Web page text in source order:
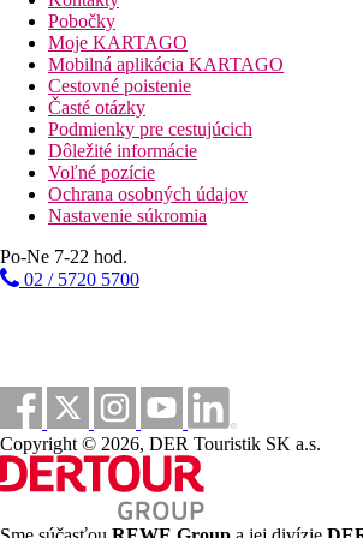
talianska reštaurácia Sofia v
Steakhouse Beef Steak
Neobmedzená konzumácia
swim-up bar Paradise (10:30
sports bar v sesterskom
lounge bar Bodubera v
Snacky podávané po celý deň v
Minibar doplňovaný denne
Pravidelne doplňovaný dávkovač
Športová ponuka
Hotel organizuje denné aj večerné
Deti
RIU Atoll:detský klub (4-7 & 8-12),
Wellness
Za poplatok:Renova Spa ponúka
Pobočky
Moje KARTAGO
Mobilná aplikácia KARTAGO
Cestovné poistenie
Časté otázky
Podmienky pre cestujúcich
Dôležité informácie
Voľné pozície
Ochrana osobných údajov
Nastavenie súkromia
Po-Ne 7-22 hod.
02 / 5720 5700
Copyright © 2026, DER Touristik SK a.s.